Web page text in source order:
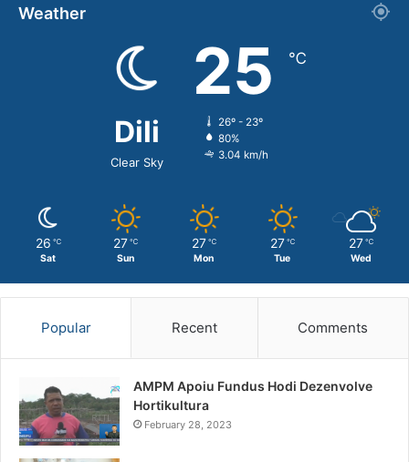
Weather
Dili
Clear Sky
25 ℃
26º - 23º
80%
3.04 km/h
26 ℃
Sat
27 ℃
Sun
27 ℃
Mon
27 ℃
Tue
27 ℃
Wed
Popular Recent Comments
AMPM Apoiu Fundus Hodi Dezenvolve
Hortikultura
February 28, 2023